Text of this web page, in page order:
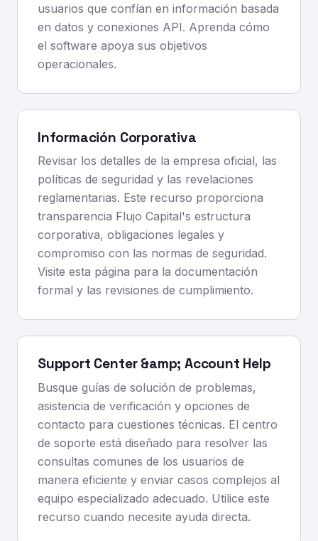
usuarios que confían en información basada
en datos y conexiones API. Aprenda cómo
el software apoya sus objetivos
operacionales.
Información Corporativa
Revisar los detalles de la empresa oficial, las
políticas de seguridad y las revelaciones
reglamentarias. Este recurso proporciona
transparencia Flujo Capital's estructura
corporativa, obligaciones legales y
compromiso con las normas de seguridad.
Visite esta página para la documentación
formal y las revisiones de cumplimiento.
Support Center &amp; Account Help
Busque guías de solución de problemas,
asistencia de verificación y opciones de
contacto para cuestiones técnicas. El centro
de soporte está diseñado para resolver las
consultas comunes de los usuarios de
manera eficiente y enviar casos complejos al
equipo especializado adecuado. Utilice este
recurso cuando necesite ayuda directa.